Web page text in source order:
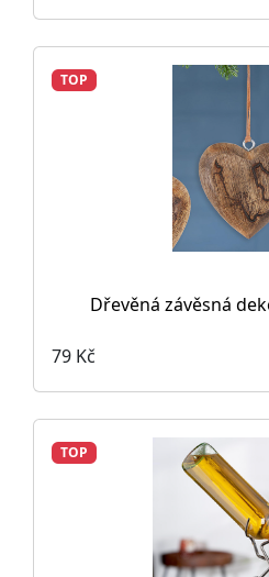
TOP
Dřevěná závěsná
79 Kč
TOP